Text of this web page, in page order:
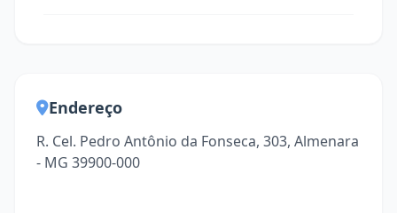
Endereço
R. Cel. Pedro Antônio da Fonseca, 303, Almenara
- MG 39900-000